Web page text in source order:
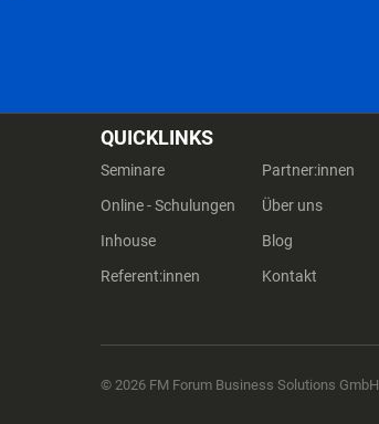
QUICKLINKS
Seminare
Online - Schulungen
Inhouse
Referent:innen
Partner:innen
Über uns
Blog
Kontakt
© 2026 FM Forum Business Solutions GmbH